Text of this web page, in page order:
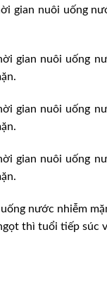
gian nuôi uống
gian nuôi uống
gian nuôi uống
gian nuôi uống
nước nhiễm
thì tuổi tiếp súc